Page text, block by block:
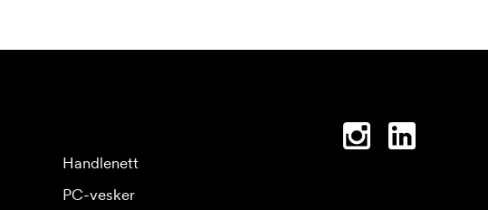
Handlenett
PC-vesker